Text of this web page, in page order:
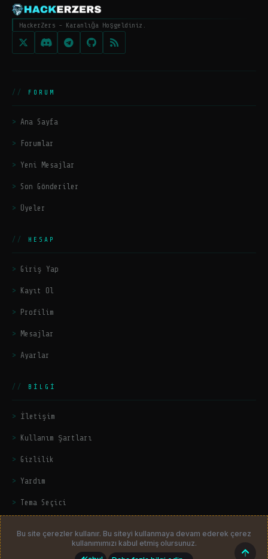
HackerZers - Karanlığa Hoşgeldiniz.
FORUM
Ana Sayfa
Forumlar
Yeni Mesajlar
Son Gönderiler
Üyeler
HESAP
Giriş Yap
Kayıt Ol
Profilim
Mesajlar
Ayarlar
BILGI
İletişim
Kullanım Şartları
Gizlilik
Yardım
Tema Seçici
HackerZers.com— Tüm hakları saklıdır. | Community platform
Bu site çerezler kullanır. Bu siteyi kullanmaya devam ederek çerez
kullanımımızı kabul etmiş olursunuz.